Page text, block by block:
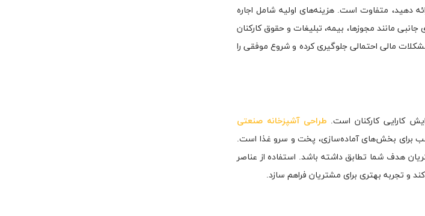
دهید، متفاوت است. هزینه‌های اولیه شامل اجاره
مانند مجوزها، بیمه، تبلیغات و حقوق کارکنان
مالی احتمالی جلوگیری کرده و شروع موفقی را
کارایی کارکنان است. طراحی آشپزخانه صنعتی
برای بخش‌های آماده‌سازی، پخت و سرو غذا است.
هدف شما تطابق داشته باشد. استفاده از عناصر
و تجربه بهتری برای مشتریان فراهم سازد.